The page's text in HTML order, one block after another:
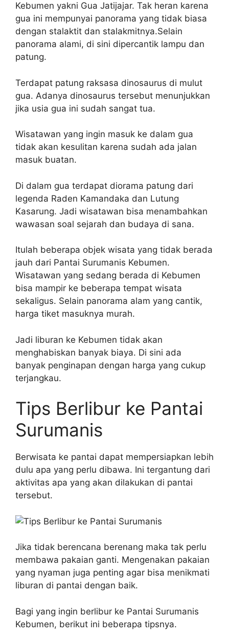
Kebumen yakni Gua Jatijajar. Tak heran karena
gua ini mempunyai panorama yang tidak biasa
dengan stalaktit dan stalakmitnya.Selain
panorama alami, di sini dipercantik lampu dan
patung.
Terdapat patung raksasa dinosaurus di mulut
gua. Adanya dinosaurus tersebut menunjukkan
jika usia gua ini sudah sangat tua.
Wisatawan yang ingin masuk ke dalam gua
tidak akan kesulitan karena sudah ada jalan
masuk buatan.
Di dalam gua terdapat diorama patung dari
legenda Raden Kamandaka dan Lutung
Kasarung. Jadi wisatawan bisa menambahkan
wawasan soal sejarah dan budaya di sana.
Itulah beberapa objek wisata yang tidak berada
jauh dari Pantai Surumanis Kebumen.
Wisatawan yang sedang berada di Kebumen
bisa mampir ke beberapa tempat wisata
sekaligus. Selain panorama alam yang cantik,
harga tiket masuknya murah.
Jadi liburan ke Kebumen tidak akan
menghabiskan banyak biaya. Di sini ada
banyak penginapan dengan harga yang cukup
terjangkau.
Tips Berlibur ke Pantai
Surumanis
Berwisata ke pantai dapat mempersiapkan lebih
dulu apa yang perlu dibawa. Ini tergantung dari
aktivitas apa yang akan dilakukan di pantai
tersebut.
Jika tidak berencana berenang maka tak perlu
membawa pakaian ganti. Mengenakan pakaian
yang nyaman juga penting agar bisa menikmati
liburan di pantai dengan baik.
Bagi yang ingin berlibur ke Pantai Surumanis
Kebumen, berikut ini beberapa tipsnya.